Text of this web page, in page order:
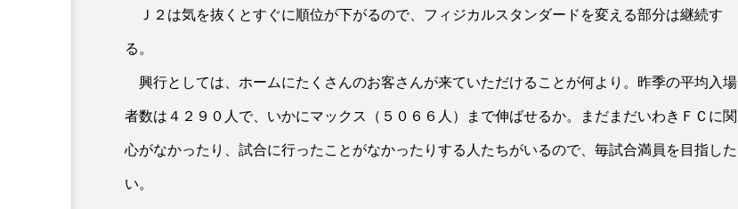
Ｊ２は気を抜くとすぐに順位が下がるので、フィジカルスタンダードを変える部分は継続す
る。
興行としては、ホームにたくさんのお客さんが来ていただけることが何より。昨季の平均入場
者数は４２９０人で、いかにマックス（５０６６人）まで伸ばせるか。まだまだいわきＦＣに関
心がなかったり、試合に行ったことがなかったりする人たちがいるので、毎試合満員を目指した
い。